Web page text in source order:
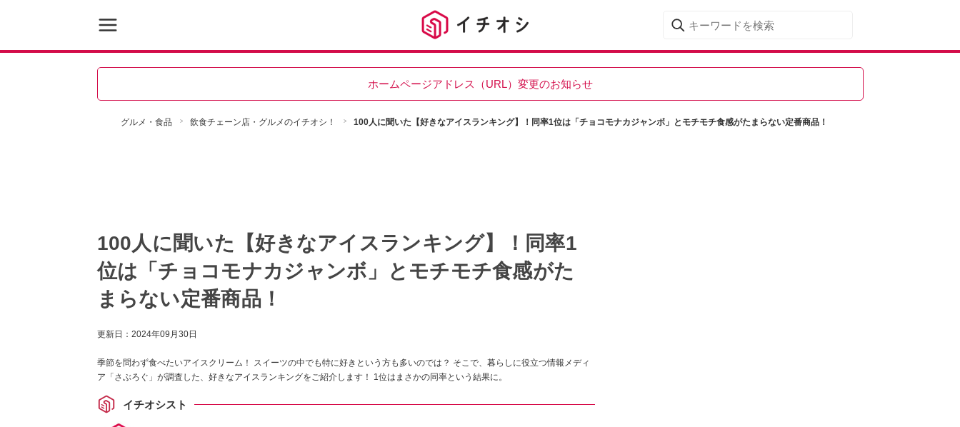
ホームページアドレス（URL）変更のお知らせ
グルメ・食品 飲食チェーン店・グルメのイチオシ！ 100人に聞いた【好きなアイスランキング】！同率1位は「チョコモナカジャンボ」とモチモチ食感がたまらない定番商品！
100人に聞いた【好きなアイスランキング】！同率1
位は「チョコモナカジャンボ」とモチモチ食感がた
まらない定番商品！
更新日： 2024年09月30日
季節を問わず食べたいアイスクリーム！ スイーツの中でも特に好きという方も多いのでは？ そこで、暮らしに役立つ情報メディ
ア「さぶろぐ」が調査した、好きなアイスランキングをご紹介します！ 1位はまさかの同率という結果に。
イチオシスト